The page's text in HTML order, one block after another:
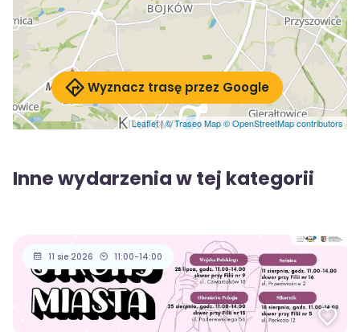
Leaflet |© Traseo Map© OpenStreetMap contributors
Wyznacz trasę przez Google
Inne wydarzenia w tej kategorii
11 sie 2026 11:00-14:00